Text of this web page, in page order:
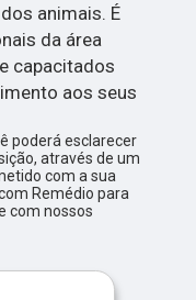
animais. É
da área
capacitados
aos seus
poderá esclarecer
através de um
com a sua
Remédio para
com nossos